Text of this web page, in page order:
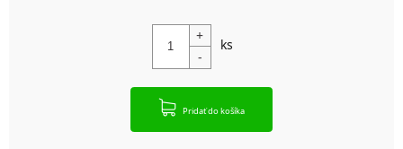
Pridať do košíka